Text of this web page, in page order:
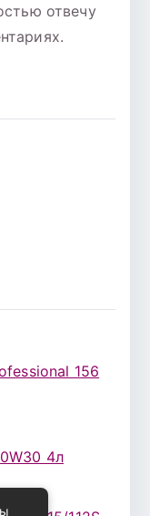
отвечу
156
4л